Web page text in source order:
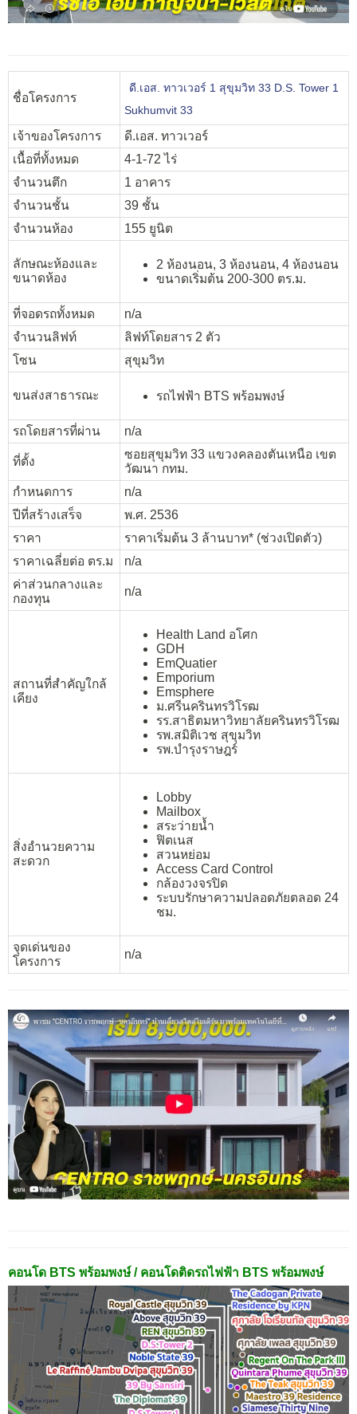
ชื่อโครงการ
ดี.เอส. ทาวเวอร์ 1 สุขุมวิท 33 D.S. Tower 1
Sukhumvit 33
เจ้าของโครงการ
ดี.เอส. ทาวเวอร์
เนื้อที่ทั้งหมด
4-1-72 ไร่
จำนวนตึก
1 อาคาร
จำนวนชั้น
39 ชั้น
จำนวนห้อง
155 ยูนิต
ลักษณะห้องและ
ขนาดห้อง
2 ห้องนอน, 3 ห้องนอน, 4 ห้องนอน
ขนาดเริ่มต้น 200-300 ตร.ม.
ที่จอดรถทั้งหมด
n/a
จำนวนลิฟท์
ลิฟท์โดยสาร 2 ตัว
โซน
สุขุมวิท
ขนส่งสาธารณะ รถไฟฟ้า BTS พร้อมพงษ์
รถโดยสารที่ผ่าน n/a
ที่ตั้ง
ซอยสุขุมวิท 33 แขวงคลองตันเหนือ เขต
วัฒนา กทม.
กำหนดการ
n/a
ปีที่สร้างเสร็จ
พ.ศ. 2536
ราคา
ราคาเริ่มต้น 3 ล้านบาท* (ช่วงเปิดตัว)
ราคาเฉลี่ยต่อ ตร.ม
n/a
ค่าส่วนกลางและ
กองทุน
n/a
สถานที่สำคัญใกล้
เคียง
Health Land อโศก
GDH
EmQuatier
Emporium
Emsphere
ม.ศรีนครินทรวิโรฒ
รร.สาธิตมหาวิทยาลัยครินทรวิโรฒ
รพ.สมิติเวช สุขุมวิท
รพ.บำรุงราษฎร์
สิ่งอำนวยความ
สะดวก
Lobby
Mailbox
สระว่ายน้ำ
ฟิตเนส
สวนหย่อม
Access Card Control
กล้องวงจรปิด
ระบบรักษาความปลอดภัยตลอด 24
ชม.
จุดเด่นของ
โครงการ
n/a
คอนโด BTS พร้อมพงษ์ / คอนโดติดรถไฟฟ้า BTS พร้อมพงษ์